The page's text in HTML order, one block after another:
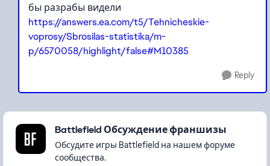
бы разрабы видели
https://answers.ea.com/t5/Tehnicheskie-
voprosy/Sbrosilas-statistika/m-
p/6570058/highlight/false#M10385
Reply
Featured Places
Battlefield Обсуждение франшизы
Обсудите игры Battlefield на нашем форуме
сообщества.